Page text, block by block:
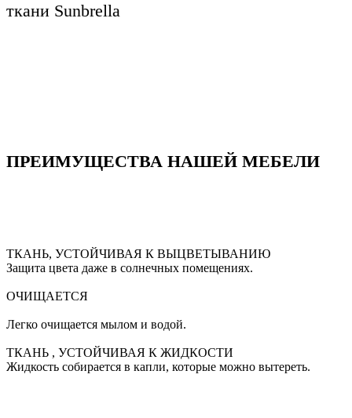
ткани Sunbrella
ПРЕИМУЩЕСТВА НАШЕЙ МЕБЕЛИ
ТКАНЬ, УСТОЙЧИВАЯ К ВЫЦВЕТЫВАНИЮ
Защита цвета даже в солнечных помещениях.
ОЧИЩАЕТСЯ
Легко очищается мылом и водой.
ТКАНЬ , УСТОЙЧИВАЯ К ЖИДКОСТИ
Жидкость собирается в капли, которые можно вытереть.